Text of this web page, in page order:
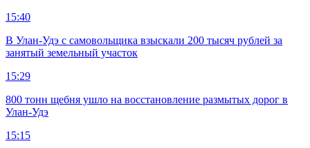
15:40
В Улан-Удэ с самовольщика взыскали 200 тысяч рублей за
занятый земельный участок
15:29
800 тонн щебня ушло на восстановление размытых дорог в
Улан-Удэ
15:15